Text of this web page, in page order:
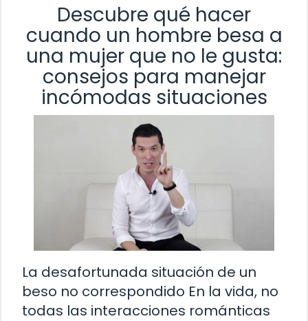
Descubre qué hacer
cuando un hombre besa a
una mujer que no le gusta:
consejos para manejar
incómodas situaciones
La desafortunada situación de un
beso no correspondido En la vida, no
todas las interacciones románticas